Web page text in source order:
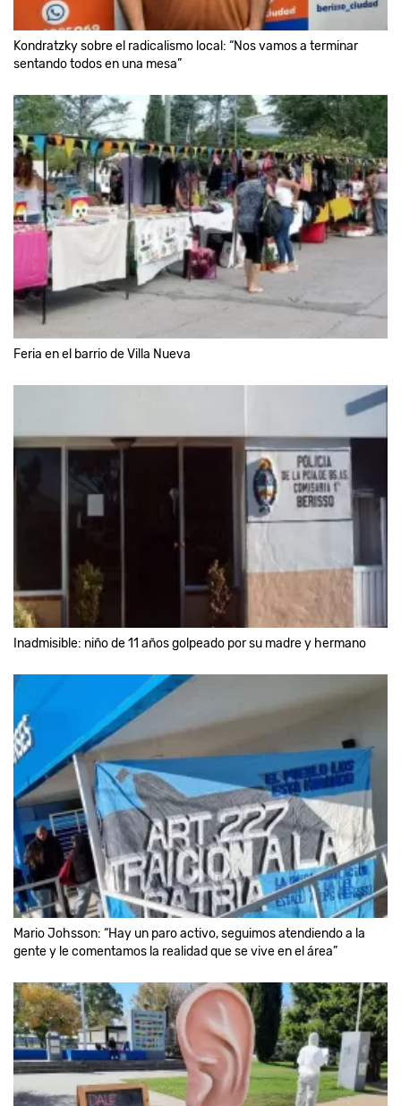
Kondratzky sobre el radicalismo local: “Nos vamos a terminar
sentando todos en una mesa”
Feria en el barrio de Villa Nueva
Inadmisible: niño de 11 años golpeado por su madre y hermano
Mario Johsson: “Hay un paro activo, seguimos atendiendo a la
gente y le comentamos la realidad que se vive en el área”